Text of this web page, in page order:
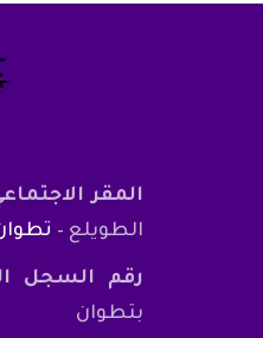
المقر
الطويلع –
رقم السجل
بتطوان